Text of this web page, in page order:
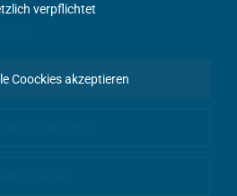
verpflichtet
Coockies akzeptieren